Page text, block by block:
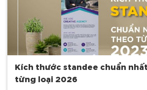
Kích thước standee chuẩn
từng loại 2026